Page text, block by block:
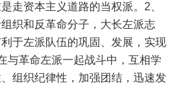
走资本主义道路的当权派。2、
织和反革命分子，大长左派志
于左派队伍的巩固、发展，实现
与革命左派一起战斗中，互相学
组织纪律性，加强团结，迅速发